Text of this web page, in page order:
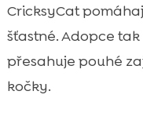
CricksyCat
šťastné. Adopce
přesahuje pouhé
kočky.